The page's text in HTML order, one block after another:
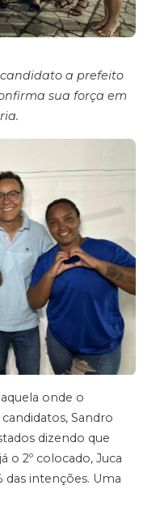
a prefeito
sua força em
onde o
Sandro
dizendo que
o 2º colocado, Juca
das intenções. Uma